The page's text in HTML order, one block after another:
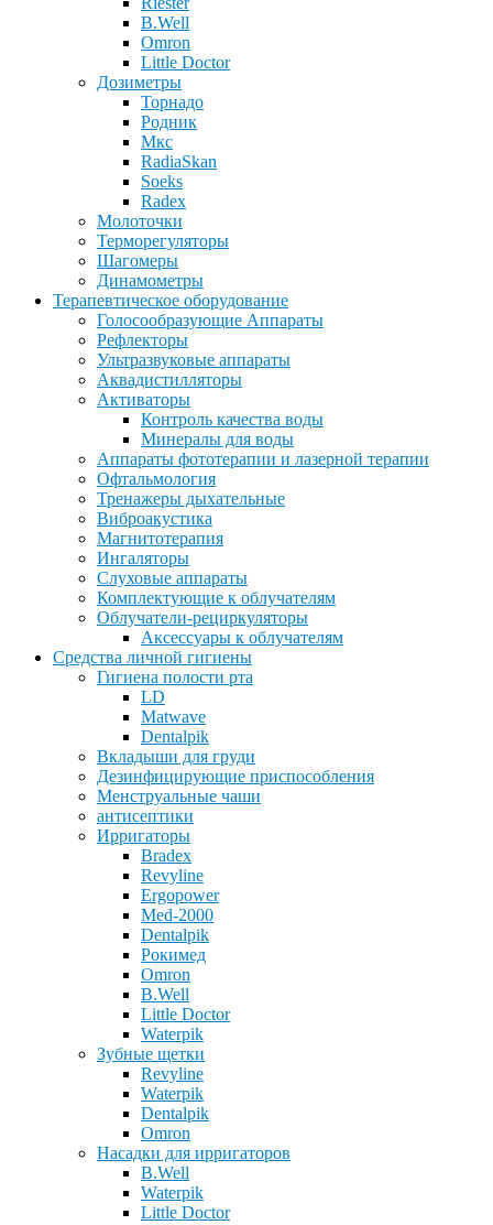
B.Well
Omron
Little Doctor
Дозиметры
Торнадо
Родник
Мкс
RadiaSkan
Soeks
Radex
Молоточки
Терморегуляторы
Шагомеры
Динамометры
Терапевтическое оборудование
Голосообразующие Аппараты
Рефлекторы
Ультразвуковые аппараты
Аквадистилляторы
Активаторы
Контроль качества воды
Минералы для воды
Аппараты фототерапии и лазерной терапии
Офтальмология
Тренажеры дыхательные
Виброакустика
Магнитотерапия
Ингаляторы
Слуховые аппараты
Комплектующие к облучателям
Облучатели-рециркуляторы
Аксессуары к облучателям
Средства личной гигиены
Гигиена полости рта
LD
Matwave
Dentalpik
Вкладыши для груди
Дезинфицирующие приспособления
Менструальные чаши
антисептики
Ирригаторы
Bradex
Revyline
Ergopower
Med-2000
Dentalpik
Рокимед
Omron
B.Well
Little Doctor
Waterpik
Зубные щетки
Revyline
Waterpik
Dentalpik
Omron
Насадки для ирригаторов
B.Well
Waterpik
Little Doctor